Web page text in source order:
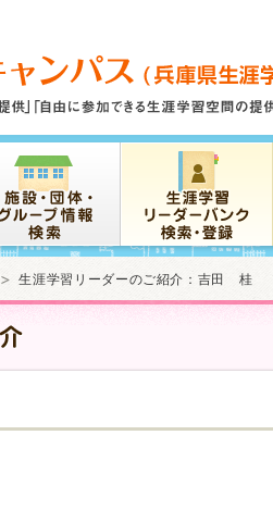
生涯学習リーダーのご紹介：吉田 桂